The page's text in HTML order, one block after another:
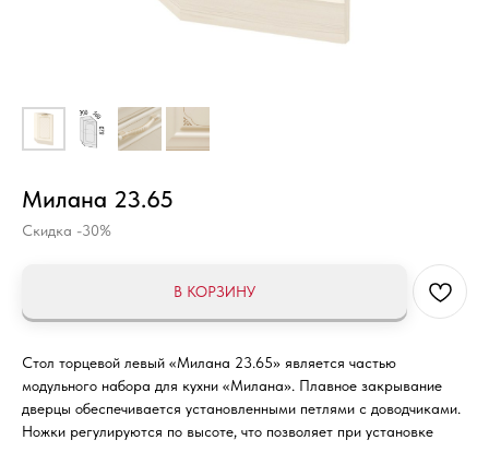
Милана 23.65
Скидка -30%
В КОРЗИНУ
Стол торцевой левый «Милана 23.65» является частью
модульного набора для кухни «Милана». Плавное закрывание
дверцы обеспечивается установленными петлями с доводчиками.
Ножки регулируются по высоте, что позволяет при установке